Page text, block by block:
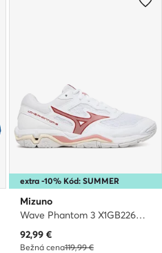
extra -10% Kód: SUMMER
Mizuno
Wave Phantom 3 X1GB2260 73 · Halové topánky
Aktuálna cena
92,99 €
Bežná cena119,99 €